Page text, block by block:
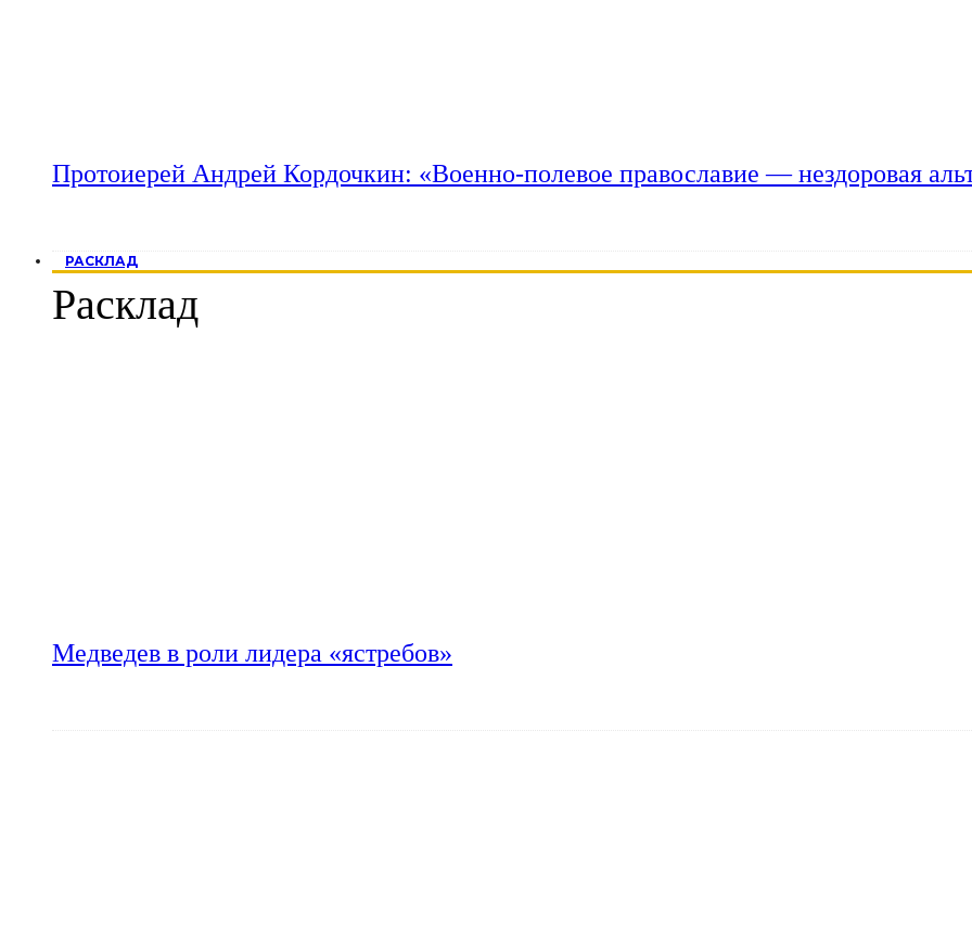
Протоиерей Андрей Кордочкин: «Военно-полевое православие — нездоровая
РАСКЛАД
Расклад
Медведев в роли лидера «ястребов»